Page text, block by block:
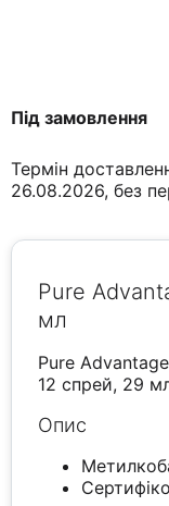
Під замовлення
Термін
26.08.2026, без
Pure
мл
Pure
12 спрей, 29
Опис